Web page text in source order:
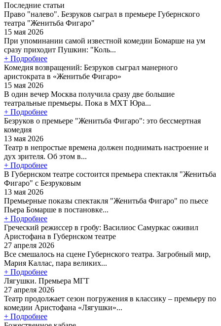
Последние статьи
Право "налево". Безруков сыграл в премьере Губернского
театра "Женитьба Фигаро"
15 мая 2026
При упоминании самой известной комедии Бомарше на ум
сразу приходит Пушкин: "Коль...
+ Подробнее
Комедия возвращений: Безруков сыграл манерного
аристократа в «Женитьбе Фигаро»
15 мая 2026
В один вечер Москва получила сразу две большие
театральные премьеры. Пока в МХТ Юра...
+ Подробнее
Безруков о премьере "Женитьба Фигаро": это бессмертная
комедия
13 мая 2026
Театр в непростые времена должен поднимать настроение и
дух зрителя. Об этом в...
+ Подробнее
В Губернском театре состоится премьера спектакля "Женитьба
Фигаро" с Безруковым
13 мая 2026
Премьерные показы спектакля "Женитьба Фигаро" по пьесе
Пьера Бомарше в постановке...
+ Подробнее
Греческий режиссер в гробу: Василиос Самуркас оживил
Аристофана в Губернском театре
27 апреля 2026
Все смешалось на сцене Губернского театра. Загробный мир,
Мария Каллас, пара великих...
+ Подробнее
Лягушки. Премьера МГТ
27 апреля 2026
Театр продолжает сезон погружения в классику – премьеру по
комедии Аристофана «Лягушки»...
+ Подробнее